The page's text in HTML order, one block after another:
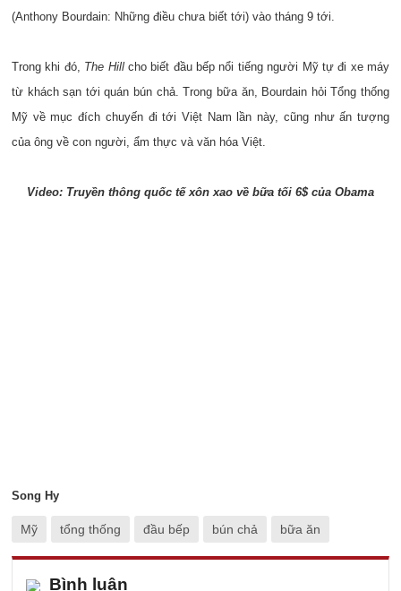
(Anthony Bourdain: Những điều chưa biết tới) vào tháng 9 tới.
Trong khi đó, The Hillcho biết đầu bếp nổi tiếng người Mỹ tự đi xe máy
từ khách sạn tới quán bún chả. Trong bữa ăn, Bourdain hỏi Tổng thống
Mỹ về mục đích chuyến đi tới Việt Nam lần này, cũng như ấn tượng
của ông về con người, ẩm thực và văn hóa Việt.
Video: Truyền thông quốc tế xôn xao về bữa tối 6$ của Obama
Song Hy
Mỹ tổng thống đầu bếp bún chả bữa ăn
Bình luận